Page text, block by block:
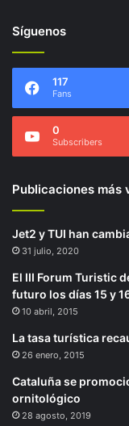
Síguenos
117
Fans
0
Subscribers
Publicaciones más
Jet2 y TUI han
31 julio, 2020
El III Forum Turistic
futuro los días 15 y
10 abril, 2015
La tasa turística
26 enero, 2015
Cataluña se
ornitológico
28 agosto, 2019